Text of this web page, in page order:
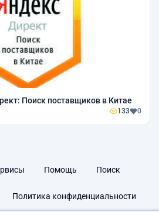
Поиск поставщиков в Китае
133 0
Помощь Поиск
Политика конфиденциальности